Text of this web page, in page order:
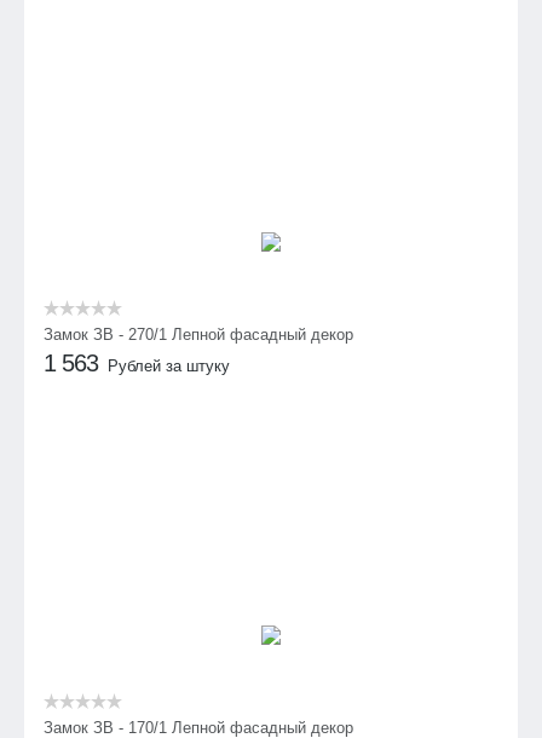
Замок ЗВ - 270/1 Лепной фасадный декор
1 563 Рублей за штуку
Замок ЗВ - 170/1 Лепной фасадный декор